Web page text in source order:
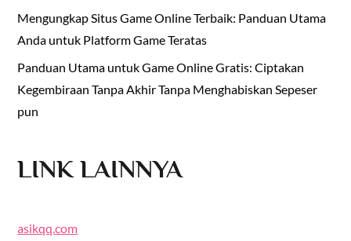
Mengungkap Situs Game Online Terbaik: Panduan Utama
Anda untuk Platform Game Teratas
Panduan Utama untuk Game Online Gratis: Ciptakan
Kegembiraan Tanpa Akhir Tanpa Menghabiskan Sepeser
pun
LINK LAINNYA
asikqq.com